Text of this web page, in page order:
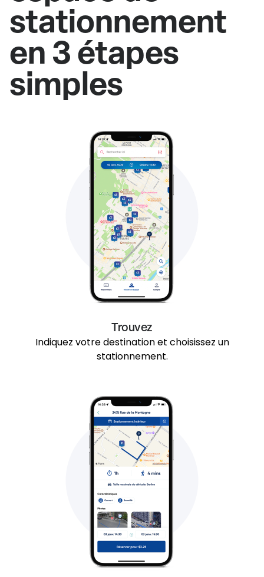
stationnement
en 3 étapes
simples
Trouvez
Indiquez votre destination et choisissez un
stationnement.